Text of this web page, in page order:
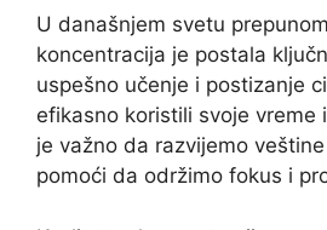
U današnjem svetu
koncentracija je postala
uspešno učenje i postizanje
efikasno koristili svoje vreme
je važno da razvijemo
pomoći da održimo fokus i